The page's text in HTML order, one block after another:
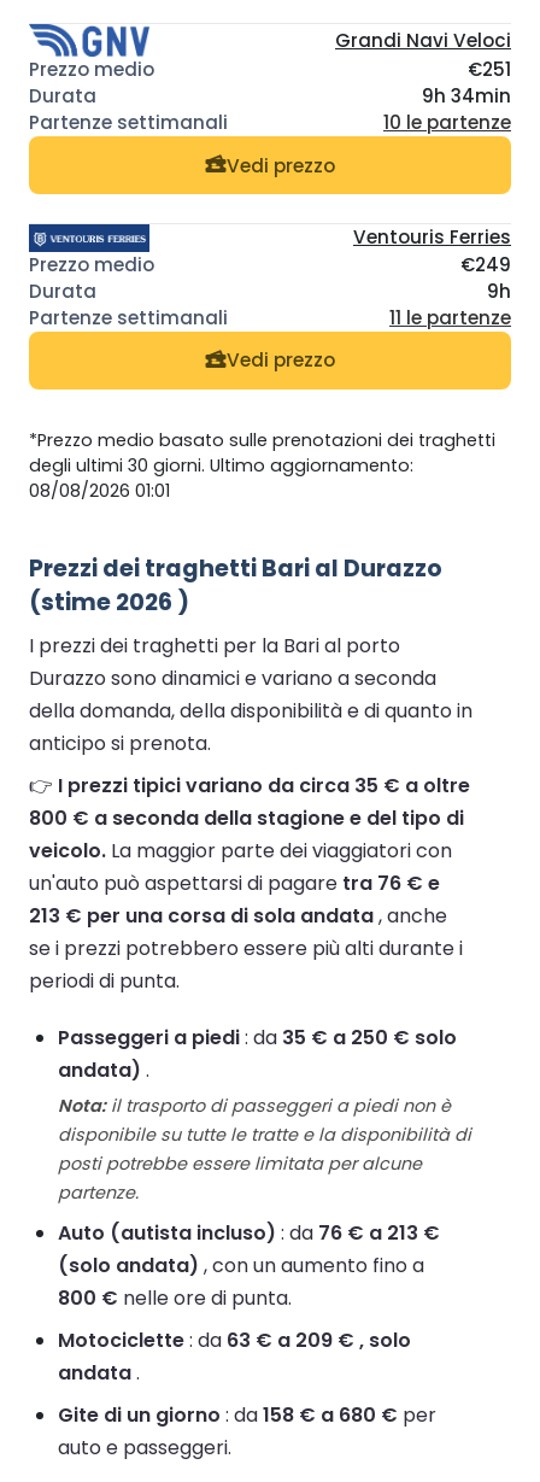
Grandi Navi Veloci
€251
9h 34min
10 le partenze
Vedi prezzo
Ventouris Ferries
€249
9h
11 le partenze
Vedi prezzo
*Prezzo medio basato sulle prenotazioni dei traghetti
degli ultimi 30 giorni. Ultimo aggiornamento:
08/08/2026 01:01
Prezzi dei traghetti Bari al Durazzo
(stime 2026 )
I prezzi dei traghetti per la Bari al porto
Durazzo sono dinamici e variano a seconda
della domanda, della disponibilità e di quanto in
anticipo si prenota.
👉 I prezzi tipici variano da circa 35 € a oltre
800 € a seconda della stagione e del tipo di
veicolo. La maggior parte dei viaggiatori con
un'auto può aspettarsi di pagare tra 76 € e
213 € per una corsa di sola andata, anche
se i prezzi potrebbero essere più alti durante i
periodi di punta.
Passeggeri a piedi: da 35 € a 250 € solo
andata) .
Nota:il trasporto di passeggeri a piedi non è
disponibile su tutte le tratte e la disponibilità di
posti potrebbe essere limitata per alcune
partenze.
Auto (autista incluso) : da 76 € a 213 €
(solo andata) , con un aumento fino a
800 € nelle ore di punta.
Motociclette: da 63 € a 209 € , solo
andata.
Gite di un giorno : da158 € a 680 € per
auto e passeggeri.